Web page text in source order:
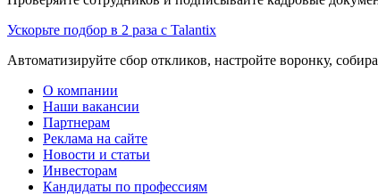
Ускорьте подбор в 2 раза с Talantix
Автоматизируйте сбор откликов, настройте воронку,
О компании
Наши вакансии
Партнерам
Реклама на сайте
Новости и статьи
Инвесторам
Кандидаты по профессиям